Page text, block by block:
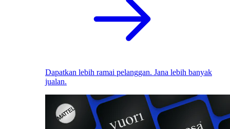
Dapatkan lebih ramai pelanggan. Jana lebih banyak
jualan.